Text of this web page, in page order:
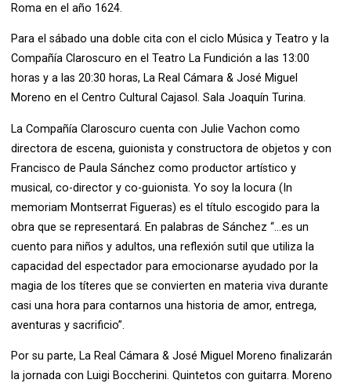
Roma en el año 1624.
Para el sábado una doble cita con el ciclo Música y Teatro y la
Compañía Claroscuro en el Teatro La Fundición a las 13:00
horas y a las 20:30 horas, La Real Cámara & José Miguel
Moreno en el Centro Cultural Cajasol. Sala Joaquín Turina.
La Compañía Claroscuro cuenta con Julie Vachon como
directora de escena, guionista y constructora de objetos y con
Francisco de Paula Sánchez como productor artístico y
musical, co-director y co-guionista. Yo soy la locura (In
memoriam Montserrat Figueras) es el título escogido para la
obra que se representará. En palabras de Sánchez “…es un
cuento para niños y adultos, una reflexión sutil que utiliza la
capacidad del espectador para emocionarse ayudado por la
magia de los títeres que se convierten en materia viva durante
casi una hora para contarnos una historia de amor, entrega,
aventuras y sacrificio”.
Por su parte, La Real Cámara & José Miguel Moreno finalizarán
la jornada con Luigi Boccherini. Quintetos con guitarra. Moreno